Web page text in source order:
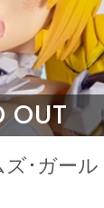
OUT
･ガール